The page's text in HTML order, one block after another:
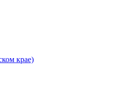
крае)